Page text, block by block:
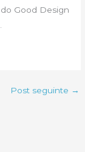
Good Design
Post seguinte →